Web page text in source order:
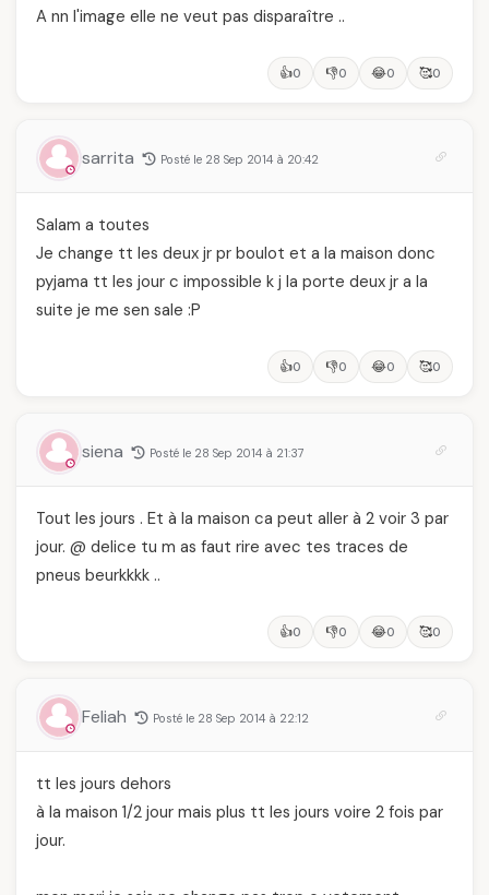
A nn l'image elle ne veut pas disparaître ..
👍0 👎0 😂0 🥰0
sarrita Posté le 28 Sep 2014 à 20:42
Salam a toutes
Je change tt les deux jr pr boulot et a la maison donc
pyjama tt les jour c impossible k j la porte deux jr a la
suite je me sen sale :P
👍0 👎0 😂0 🥰0
siena Posté le 28 Sep 2014 à 21:37
Tout les jours . Et à la maison ca peut aller à 2 voir 3 par
jour. @ delice tu m as faut rire avec tes traces de
pneus beurkkkk ..
👍0 👎0 😂0 🥰0
Feliah Posté le 28 Sep 2014 à 22:12
tt les jours dehors
à la maison 1/2 jour mais plus tt les jours voire 2 fois par
jour.